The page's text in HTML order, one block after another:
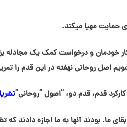
حمایت مهیا میکند.
خودمان و درخواست کمک یک مجادله
اصل روحانی نهفته در این قدم را
قدم، قدم دو، “اصول “روحانی”
بقای ما. بودند آنها به ما اجازه